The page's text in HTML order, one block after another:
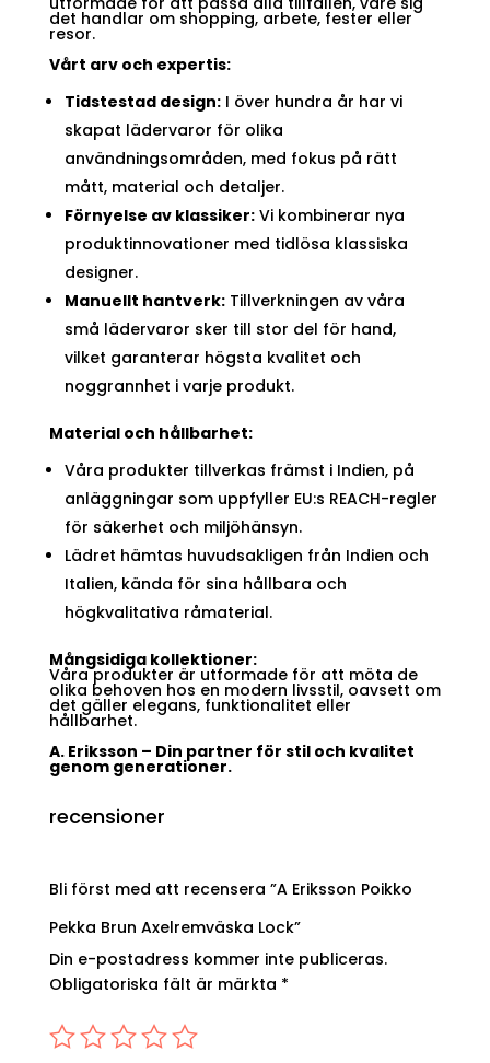
det handlar om shopping, arbete, fester eller
resor.
Vårt arv och expertis:
Tidstestad design:I över hundra år har vi
skapat lädervaror för olika
användningsområden, med fokus på rätt
mått, material och detaljer.
Förnyelse av klassiker:Vi kombinerar nya
produktinnovationer med tidlösa klassiska
designer.
Manuellt hantverk:Tillverkningen av våra
små lädervaror sker till stor del för hand,
vilket garanterar högsta kvalitet och
noggrannhet i varje produkt.
Material och hållbarhet:
Våra produkter tillverkas främst i Indien, på
anläggningar som uppfyller EU:s REACH-regler
för säkerhet och miljöhänsyn.
Lädret hämtas huvudsakligen från Indien och
Italien, kända för sina hållbara och
högkvalitativa råmaterial.
Mångsidiga kollektioner:
Våra produkter är utformade för att möta de
olika behoven hos en modern livsstil, oavsett om
det gäller elegans, funktionalitet eller
hållbarhet.
A. Eriksson – Din partner för stil och kvalitet
genom generationer.
recensioner
Bli först med att recensera ”A Eriksson Poikko
Pekka Brun Axelremväska Lock”
Din e-postadress kommer inte publiceras.
Obligatoriska fält är märkta *